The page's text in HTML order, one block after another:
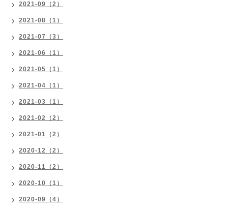
2021-09（2）
2021-08（1）
2021-07（3）
2021-06（1）
2021-05（1）
2021-04（1）
2021-03（1）
2021-02（2）
2021-01（2）
2020-12（2）
2020-11（2）
2020-10（1）
2020-09（4）